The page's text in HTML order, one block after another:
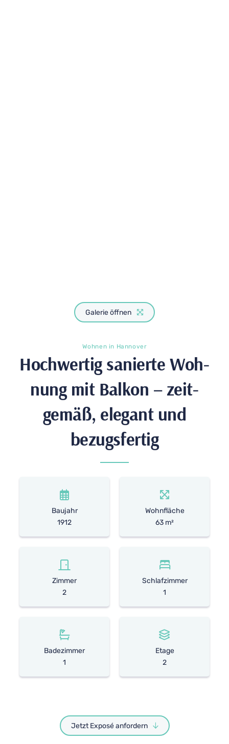
Galerie öffnen
Wohnen in Hannover
Hoch­wertig sanierte Woh­
nung mit Balkon – zeit­
gemäß, ele­gant und
bezugsfertig
Baujahr
1912
Wohnfläche
63 m²
Zimmer
2
Schlafzimmer
1
Badezimmer
1
Etage
2
Jetzt Exposé anfordern